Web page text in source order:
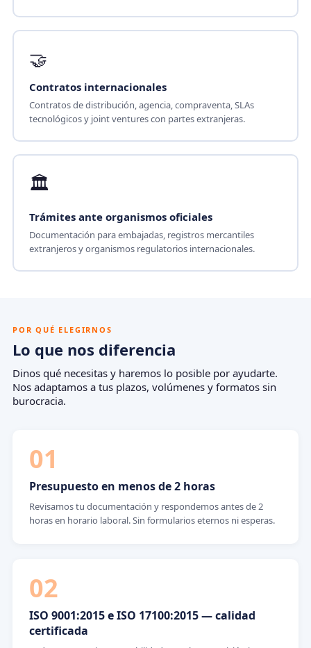
🤝
Contratos internacionales
Contratos de distribución, agencia, compraventa, SLAs
tecnológicos y joint ventures con partes extranjeras.
🏛
Trámites ante organismos oficiales
Documentación para embajadas, registros mercantiles
extranjeros y organismos regulatorios internacionales.
POR QUÉ ELEGIRNOS
Lo que nos diferencia
Dinos qué necesitas y haremos lo posible por ayudarte.
Nos adaptamos a tus plazos, volúmenes y formatos sin
burocracia.
01
Presupuesto en menos de 2 horas
Revisamos tu documentación y respondemos antes de 2
horas en horario laboral. Sin formularios eternos ni esperas.
02
ISO 9001:2015 e ISO 17100:2015 — calidad
certificada